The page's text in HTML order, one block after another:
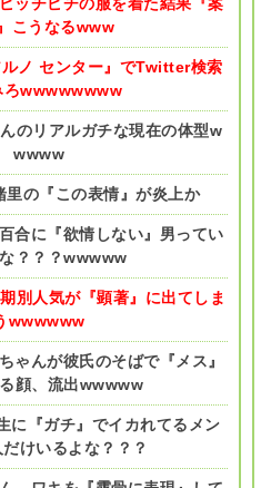
ッチピチの服を着た結果『案
こうなるwww
ルノ センター』でTwitter検索
ろwwwwwwww
のリアルガチな現在の体型w
wwww
里の『この表情』が炎上か
合に『欲情しない』男ってい
？？？wwwww
別人気が『顕著』に出てしま
wwwwww
ゃんが彼氏のそばで『メス』
顔、流出wwwww
に『ガチ』でイカれてるメン
けいるよな？？？